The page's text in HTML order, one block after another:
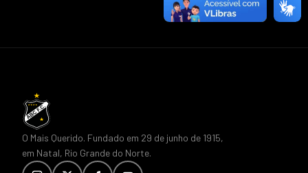
O Mais Querido. Fundado em 29 de junho de 1915,
em Natal, Rio Grande do Norte.